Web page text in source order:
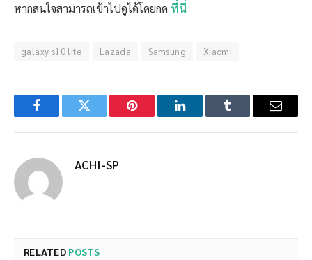
หากสนใจสามารถเข้าไปดูได้โดยกด ที่นี่
galaxy s10 lite Lazada Samsung Xiaomi
FacebookTwitter Pinterest LinkedInTumblr Email
ACHI-SP
RELATED POSTS